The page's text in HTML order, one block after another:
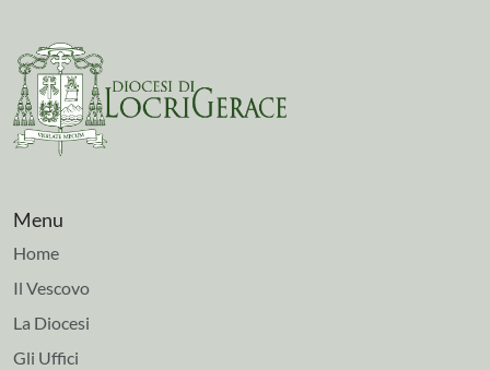
Menu
Home
Il Vescovo
La Diocesi
Gli Uffici